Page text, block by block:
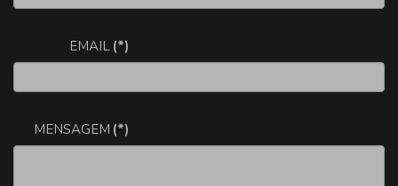
EMAIL (*)
MENSAGEM (*)